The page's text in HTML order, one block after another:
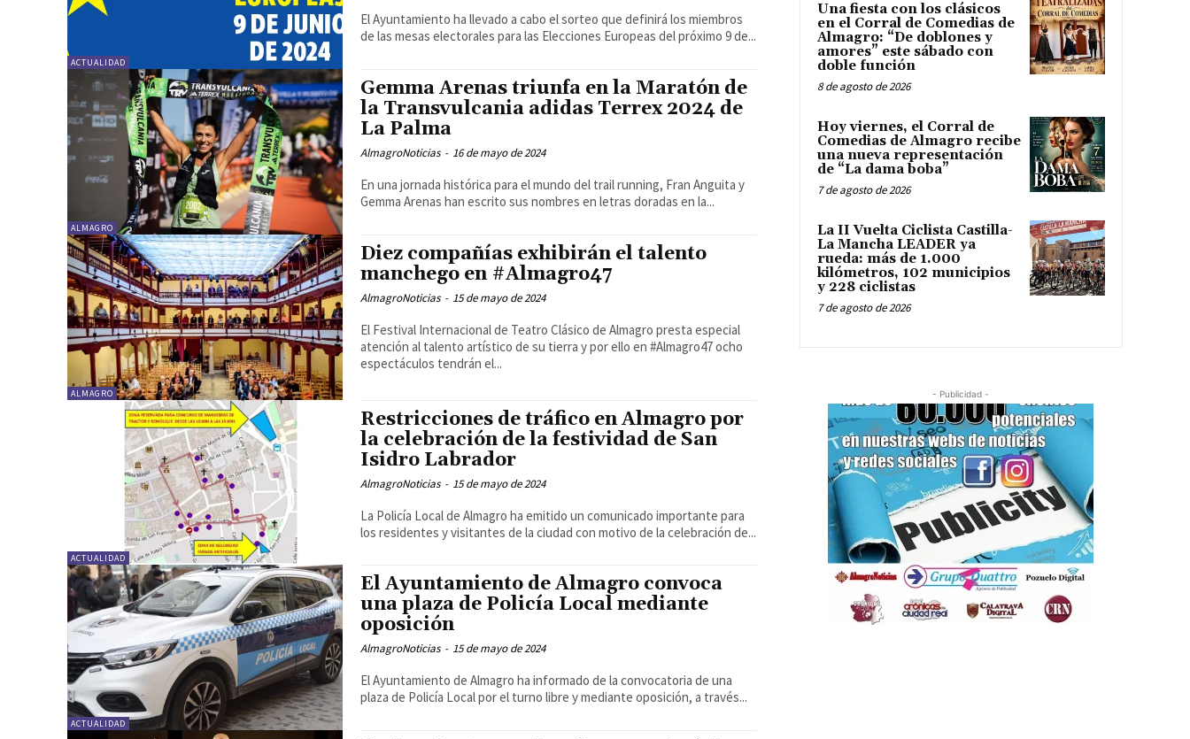
ACTUALIDAD
El Ayuntamiento ha llevado a cabo el sorteo que definirá los miembros
de las mesas electorales para las Elecciones Europeas del próximo 9 de...
ALMAGRO
Gemma Arenas triunfa en la Maratón de
la Transvulcania adidas Terrex 2024 de
La Palma
AlmagroNoticias - 16 de mayo de 2024
En una jornada histórica para el mundo del trail running, Fran Anguita y
Gemma Arenas han escrito sus nombres en letras doradas en la...
ALMAGRO
Diez compañías exhibirán el talento
manchego en #Almagro47
AlmagroNoticias - 15 de mayo de 2024
El Festival Internacional de Teatro Clásico de Almagro presta especial
atención al talento artístico de su tierra y por ello en #Almagro47 ocho
espectáculos tendrán el...
ACTUALIDAD
Restricciones de tráfico en Almagro por
la celebración de la festividad de San
Isidro Labrador
AlmagroNoticias - 15 de mayo de 2024
La Policía Local de Almagro ha emitido un comunicado importante para
los residentes y visitantes de la ciudad con motivo de la celebración de...
ACTUALIDAD
El Ayuntamiento de Almagro convoca
una plaza de Policía Local mediante
oposición
AlmagroNoticias - 15 de mayo de 2024
El Ayuntamiento de Almagro ha informado de la convocatoria de una
plaza de Policía Local por el turno libre y mediante oposición, a través...
Una fiesta con los clásicos
en el Corral de Comedias de
Almagro: “De doblones y
amores” este sábado con
doble función
8 de agosto de 2026
Hoy viernes, el Corral de
Comedias de Almagro recibe
una nueva representación
de “La dama boba”
7 de agosto de 2026
La II Vuelta Ciclista Castilla-
La Mancha LEADER ya
rueda: más de 1.000
kilómetros, 102 municipios
y 228 ciclistas
7 de agosto de 2026
- Publicidad -